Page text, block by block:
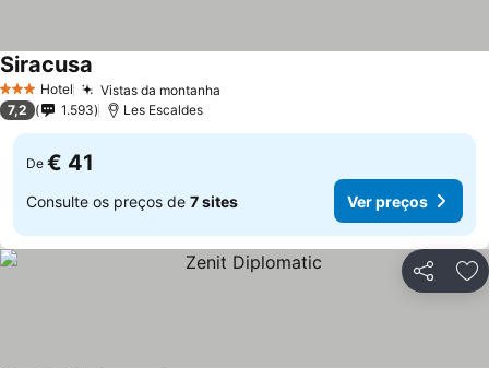
3 EstrelasHotel Vistas da montanha
Siracusa
7,2 1.593 Les Escaldes
De € 41
Consulte os preços de 7 sites Ver preços
Partilhar